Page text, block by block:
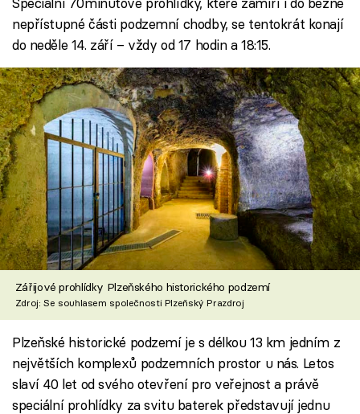
nepřístupné části podzemní chodby, se tentokrát konají
do neděle 14. září – vždy od 17 hodin a 18:15.
Zářijové prohlídky Plzeňského historického podzemí
Zdroj: Se souhlasem společnosti Plzeňský Prazdroj
Plzeňské historické podzemí je s délkou 13 km jedním z
největších komplexů podzemních prostor u nás. Letos
slaví 40 let od svého otevření pro veřejnost a právě
speciální prohlídky za svitu baterek představují jednu